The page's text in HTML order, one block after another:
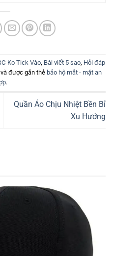
Ko Tick Vào, Bài viết 5 sao, Hỏi đáp
và được gắn thẻ bảo hộ mắt - mặt an
.
Quần Áo Chịu Nhiệt Bền Bỉ
Xu Hướng